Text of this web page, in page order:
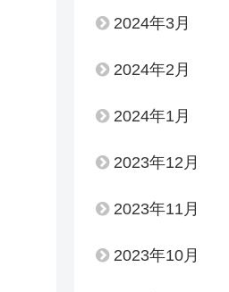
2024年3月
2024年2月
2024年1月
2023年12月
2023年11月
2023年10月